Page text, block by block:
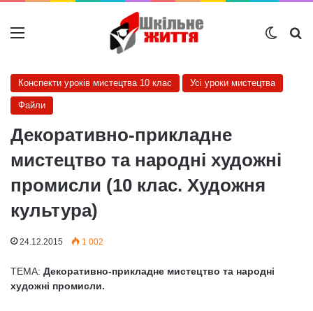
Меню
Конспекти уроків мистецтва 10 клас Усі уроки мистецтва
Файли
Декоративно-прикладне
мистецтво та народні художні
промисли (10 клас. Художня
культура)
24.12.2015 1 002
ТЕМА: Декоративно-прикладне мистецтво та народні
художні промисли.